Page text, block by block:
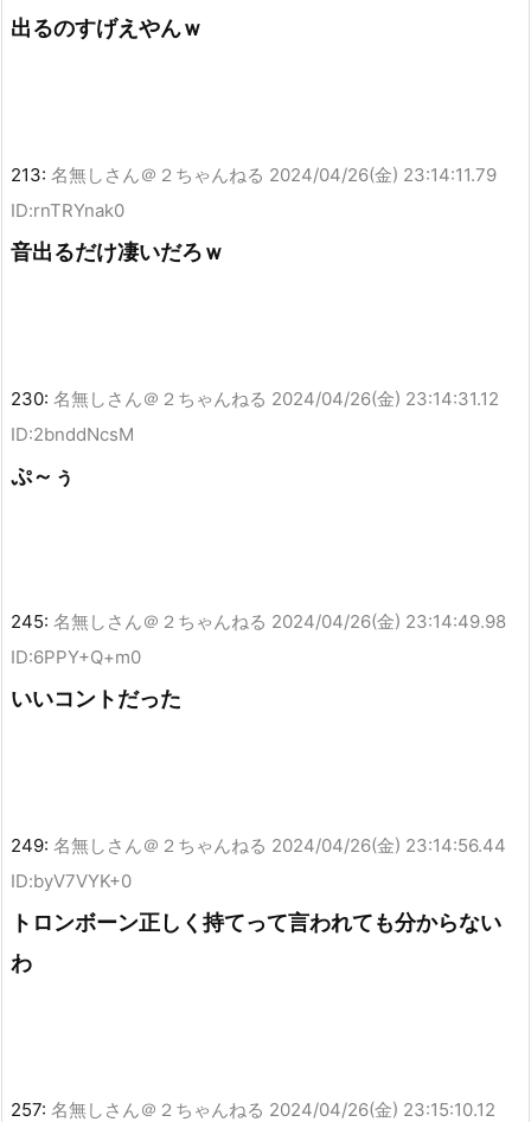
出るのすげえやんｗ
213: 名無しさん＠２ちゃんねる 2024/04/26(金) 23:14:11.79
ID:rnTRYnak0
音出るだけ凄いだろｗ
230: 名無しさん＠２ちゃんねる 2024/04/26(金) 23:14:31.12
ID:2bnddNcsM
ぷ～ぅ
245: 名無しさん＠２ちゃんねる 2024/04/26(金) 23:14:49.98
ID:6PPY+Q+m0
いいコントだった
249: 名無しさん＠２ちゃんねる 2024/04/26(金) 23:14:56.44
ID:byV7VYK+0
トロンボーン正しく持てって言われても分からない
わ
257: 名無しさん＠２ちゃんねる 2024/04/26(金) 23:15:10.12